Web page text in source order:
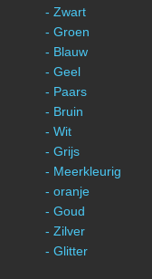
- Zwart
- Groen
- Blauw
- Geel
- Paars
- Bruin
- Wit
- Grijs
- Meerkleurig
- oranje
- Goud
- Zilver
- Glitter